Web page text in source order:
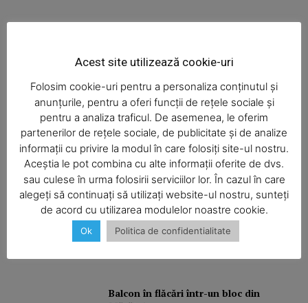
SUBSCRIBE NOW
Company
Ultimele ştiri
Şofa beat, cu permisul suspendat
I-aţi văzut?
Balcon în flăcări într-un bloc din
Acest site utilizează cookie-uri
Folosim cookie-uri pentru a personaliza conținutul și
anunțurile, pentru a oferi funcții de rețele sociale și
pentru a analiza traficul. De asemenea, le oferim
partenerilor de rețele sociale, de publicitate și de analize
informații cu privire la modul în care folosiți site-ul nostru.
Aceștia le pot combina cu alte informații oferite de dvs.
sau culese în urma folosirii serviciilor lor. În cazul în care
alegeți să continuați să utilizați website-ul nostru, sunteți
de acord cu utilizarea modulelor noastre cookie.
Ok Politica de confidentialitate